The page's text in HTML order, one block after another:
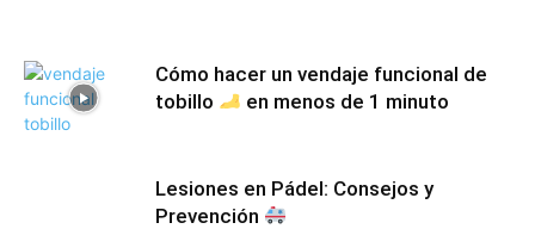
Cómo hacer un vendaje funcional de
tobillo
en menos de 1 minuto
Lesiones en Pádel: Consejos y
Prevención